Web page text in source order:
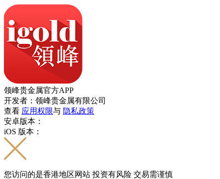
领峰贵金属官方APP
开发者：领峰贵金属有限公司
查看 应用权限与 隐私政策
安卓版本：
iOS 版本：
您访问的是香港地区网站 投资有风险 交易需谨慎